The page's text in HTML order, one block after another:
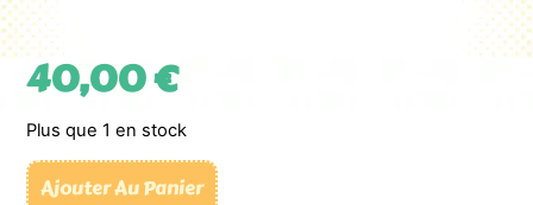
40,00€
Plus que 1 en stock
Ajouter Au Panier